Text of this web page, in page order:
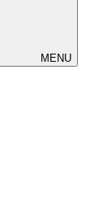
MENU